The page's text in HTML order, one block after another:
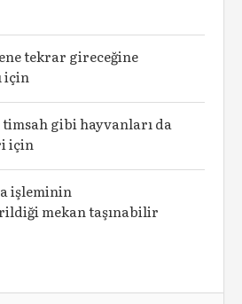
tekrar gireceğine
için
timsah gibi hayvanları da
için
işleminin
mekan taşınabilir